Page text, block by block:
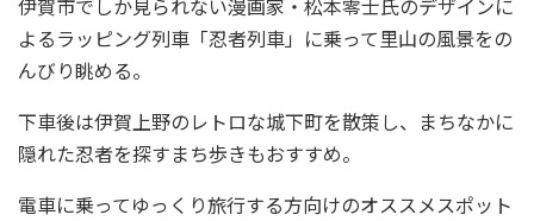
伊賀市でしか見られない漫画家・松本零士氏のデザインに
よるラッピング列車「忍者列車」に乗って里山の風景をの
んびり眺める。
下車後は伊賀上野のレトロな城下町を散策し、まちなかに
隠れた忍者を探すまち歩きもおすすめ。
電車に乗ってゆっくり旅行する方向けのオススメスポット